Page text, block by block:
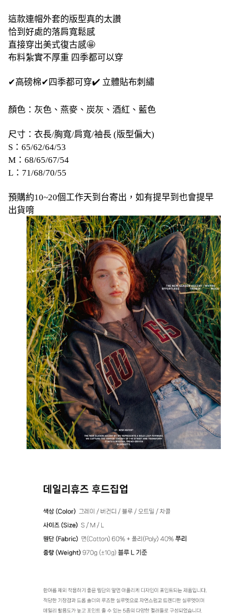
這款連帽外套的版型真的太讚
恰到好處的落肩寬鬆感
直接穿出美式復古感🤩
布料紮實不厚重 四季都可以穿
✔高磅棉✔四季都可穿✔️ 立體貼布刺繡
顏色：灰色、燕麥、炭灰、酒紅、藍色
尺寸：衣長/胸寬/肩寬/袖長 (版型偏大)
S：65/62/64/53
M：68/65/67/54
L：71/68/70/55
預購約10~20個工作天到台寄出，如有提早到也會提早
出貨唷